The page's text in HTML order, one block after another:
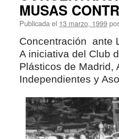
MUSAS
Publicada el 13 marzo, 1999por
Concentración ante
A iniciativa del Club
Plásticos de Madrid,
Independientes y